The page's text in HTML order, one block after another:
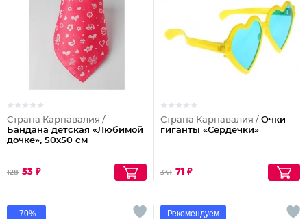
Страна Карнавалия /
Бандана детская «Любимой
дочке», 50х50 см
128 53 ₽
Страна Карнавалия / Очки-
гиганты «Сердечки»
341 71 ₽
-70% Рекомендуем